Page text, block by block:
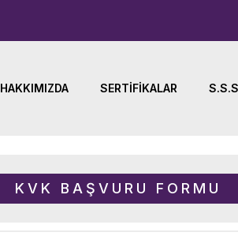
HAKKIMIZDA SERTIFIKALAR
KVK BAŞVURU FORMU